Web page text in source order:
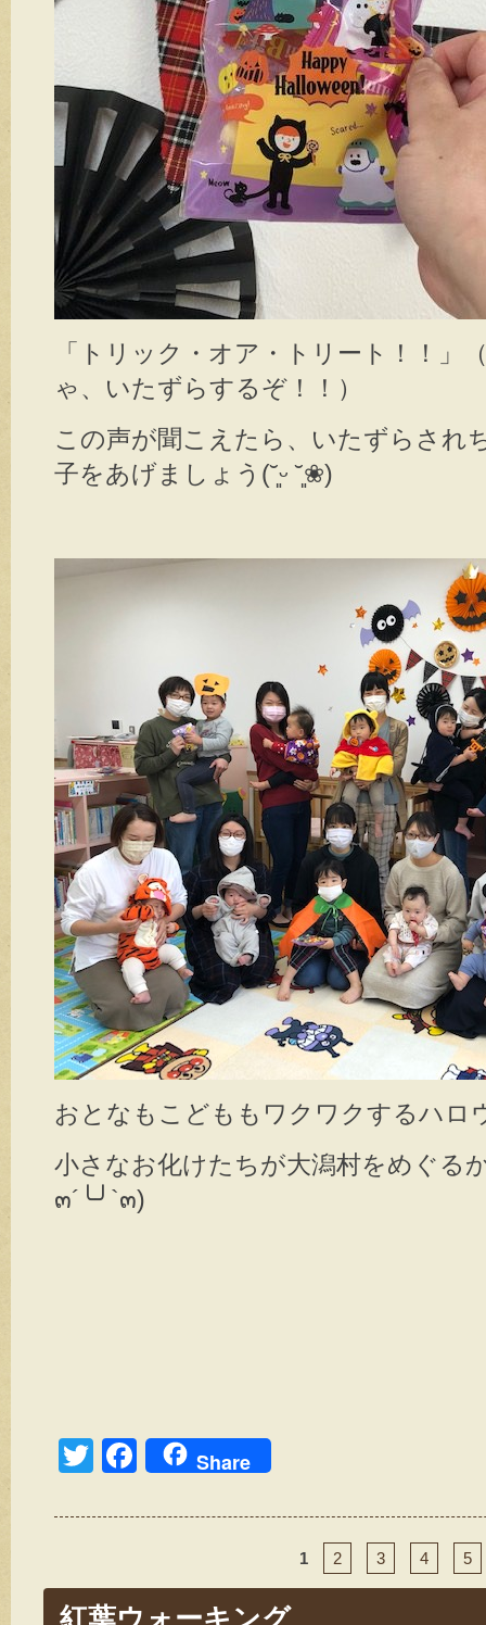
「トリック・オア・トリート！！」
ゃ、いたずらするぞ！！）
この声が聞こえたら、いたずらされ
子をあげましょう(˘͈ᵕ ˘͈❀)
おとなもこどももワクワクするハ
小さなお化けたちが大潟村をめぐる
๓´╰╯`๓)
T
tt
F
c
b
Share
1 2 3 4 5
紅葉ウォーキング